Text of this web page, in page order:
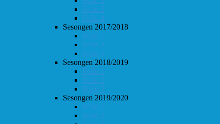
Follo 3
Follo 4
Sesongen 2017/2018
Follo 1
Follo 2
Follo 3
Sesongen 2018/2019
Follo 1
Follo 2
Follo 3
Sesongen 2019/2020
Follo 1
Follo 2